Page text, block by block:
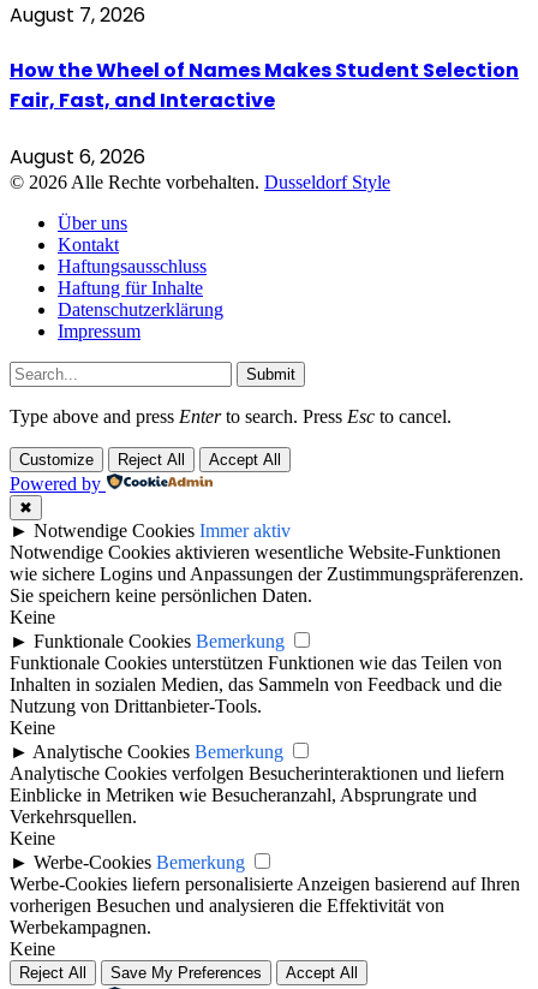
August 7, 2026
How the Wheel of Names Makes Student Selection
Fair, Fast, and Interactive
August 6, 2026
© 2026 Alle Rechte vorbehalten. Dusseldorf Style
Über uns
Kontakt
Haftungsausschluss
Haftung für Inhalte
Datenschutzerklärung
Impressum
Submit
Type above and press Enterto search. Press Esc to cancel.
Customize Reject All Accept All
Powered by
✖
► Notwendige Cookies Immer aktiv
Notwendige Cookies aktivieren wesentliche Website-Funktionen
wie sichere Logins und Anpassungen der Zustimmungspräferenzen.
Sie speichern keine persönlichen Daten.
Keine
► Funktionale Cookies Bemerkung
Funktionale Cookies unterstützen Funktionen wie das Teilen von
Inhalten in sozialen Medien, das Sammeln von Feedback und die
Nutzung von Drittanbieter-Tools.
Keine
► Analytische Cookies Bemerkung
Analytische Cookies verfolgen Besucherinteraktionen und liefern
Einblicke in Metriken wie Besucheranzahl, Absprungrate und
Verkehrsquellen.
Keine
► Werbe-Cookies Bemerkung
Werbe-Cookies liefern personalisierte Anzeigen basierend auf Ihren
vorherigen Besuchen und analysieren die Effektivität von
Werbekampagnen.
Keine
Reject All Save My Preferences Accept All